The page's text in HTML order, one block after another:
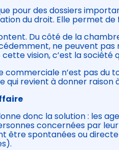
pour des dossiers
du droit. Elle permet
Du côté de la
ne peuvent
vision, c’est la société
commerciale n’est pas du
qui revient à donner raison
donc la solution : les
concernées par
être spontanées ou